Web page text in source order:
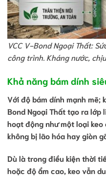
VCC V-Bond Ngoại Thất:
công trình. Kháng nước,
Khả năng bám dính
Với độ bám dính mạnh mẽ;
Bond Ngoại Thất tạo ra lớp
hoạt động như một loạikeo
không bị lão hóa hay giòn
Dù là trong điều kiện thời
hoặc độ ẩm cao, keo vẫn